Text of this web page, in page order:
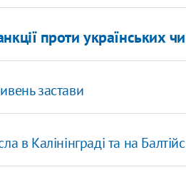
проти українських
застави
в Калінінграді та на